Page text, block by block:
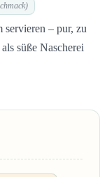
servieren – pur, zu
süße Nascherei